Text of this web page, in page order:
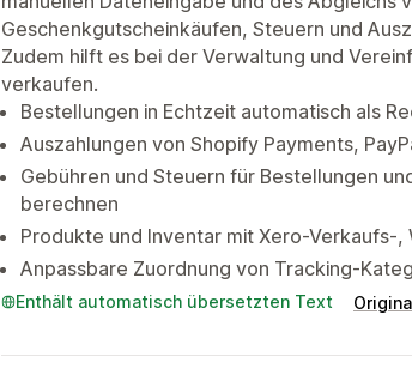
Geschenkgutscheinkäufen, Steuern und
Zudem hilft es bei der Verwaltung und
verkaufen.
Bestellungen in Echtzeit automatisch als
Auszahlungen von Shopify Payments,
Gebühren und Steuern für Bestellungen
berechnen
Produkte und Inventar mit Xero-Verkaufs-
Anpassbare Zuordnung von Tracking-
Enthält automatisch übersetzten Text